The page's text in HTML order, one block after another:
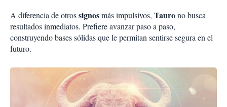
A diferencia de otrossignosmás impulsivos, Taurono busca
resultados inmediatos. Prefiere avanzar paso a paso,
construyendo bases sólidas que le permitan sentirse segura en el
futuro.